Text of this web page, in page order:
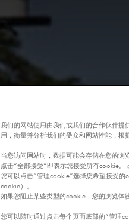
我们的网站使用由我们或我们的合作伙伴
用，衡量并分析我们的受众和网站性能，根
当您访问网站时，数据可能会存储在您的浏
点击“全部接受”即表示您接受所有cookie。
您可以点击“管理cookie”选择您希望接受
cookie）。
如果您阻止某些类型的cookie，您的浏览体
您可以随时通过点击每个页面底部的“管理